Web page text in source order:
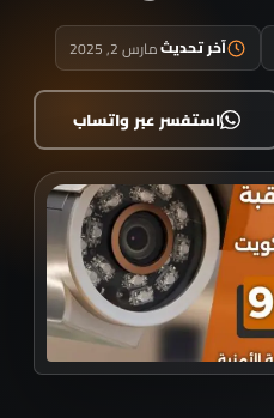
آخر تحديث مارس 2, 2025
استفسر عبر واتساب